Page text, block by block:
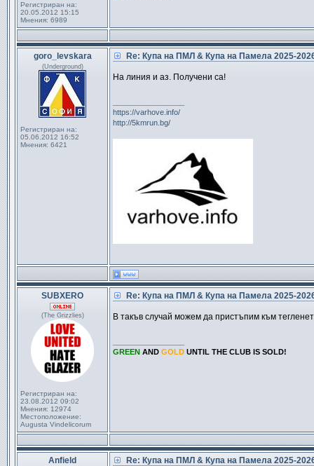
Регистриран на:
20.05.2012 15:15
Мнения: 6989
goro_levskara
(Underground)
Регистриран на:
05.06.2012 16:52
Мнения: 6421
Re: Купа на ПМЛ & Купа на Памела 2025-
На линия и аз. Получени са!
https://varhove.info/
http://5kmrun.bg/
SUBXERO
(The Grizzlies)
Регистриран на:
23.08.2012 09:02
Мнения: 12974
Местоположение:
Augusta Vindelicorum
Re: Купа на ПМЛ & Купа на Памела 2025-
В такъв случай можем да пристъпим към
GREEN AND GOLD UNTIL THE CLUB IS SOLD!
Anfield Re: Купа на ПМЛ & Купа на Памела 2025-